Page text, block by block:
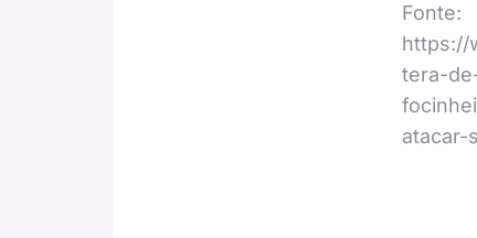
Fonte:
https://
tera-
atacar-